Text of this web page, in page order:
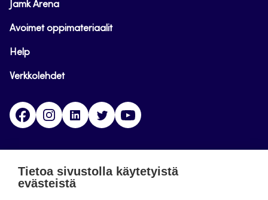
Jamk Arena
Avoimet oppimateriaalit
Help
Verkkolehdet
FacebookInstagramLinkedinTwitter
Tietoa sivustolla käytetyistä
evästeistä